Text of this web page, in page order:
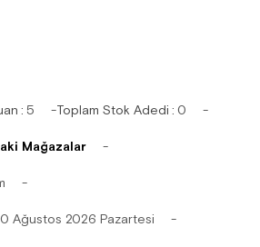
: 5 Toplam Stok Adedi : 0
Mağazalar
Ağustos 2026 Pazartesi